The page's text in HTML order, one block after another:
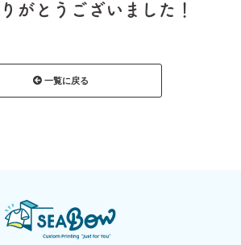
がとうございました！
一覧に戻る